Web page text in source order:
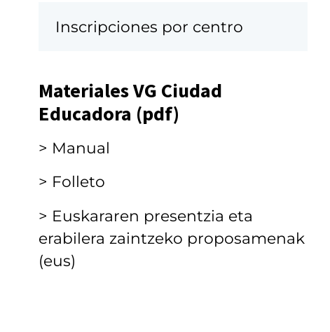
Inscripciones por centro
Materiales VG Ciudad
Educadora (pdf)
> Manual
> Folleto
> Euskararen presentzia eta
erabilera zaintzeko proposamenak
(eus)